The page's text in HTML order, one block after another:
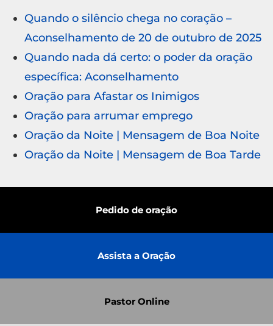
Quando o silêncio chega no coração –
Aconselhamento de 20 de outubro de 2025
Quando nada dá certo: o poder da oração
específica: Aconselhamento
Oração para Afastar os Inimigos
Oração para arrumar emprego
Oração da Noite | Mensagem de Boa Noite
Oração da Noite | Mensagem de Boa Tarde
Pedido de oração
Assista a Oração
Pastor Online